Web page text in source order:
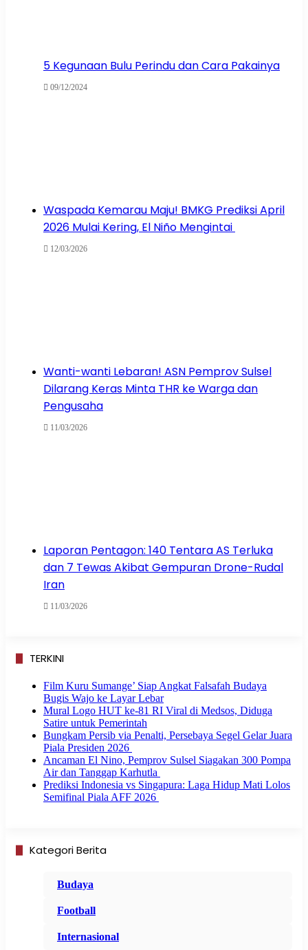
5 Kegunaan Bulu Perindu dan Cara Pakainya
09/12/2024
Waspada Kemarau Maju! BMKG Prediksi April
2026 Mulai Kering, El Niño Mengintai
12/03/2026
Wanti-wanti Lebaran! ASN Pemprov Sulsel
Dilarang Keras Minta THR ke Warga dan
Pengusaha
11/03/2026
Laporan Pentagon: 140 Tentara AS Terluka
dan 7 Tewas Akibat Gempuran Drone-Rudal
Iran
11/03/2026
TERKINI
Film Kuru Sumange’ Siap Angkat Falsafah Budaya
Bugis Wajo ke Layar Lebar
Mural Logo HUT ke-81 RI Viral di Medsos, Diduga
Satire untuk Pemerintah
Bungkam Persib via Penalti, Persebaya Segel Gelar Juara
Piala Presiden 2026
Ancaman El Nino, Pemprov Sulsel Siagakan 300 Pompa
Air dan Tanggap Karhutla
Prediksi Indonesia vs Singapura: Laga Hidup Mati Lolos
Semifinal Piala AFF 2026
Kategori Berita
Budaya
Football
Internasional